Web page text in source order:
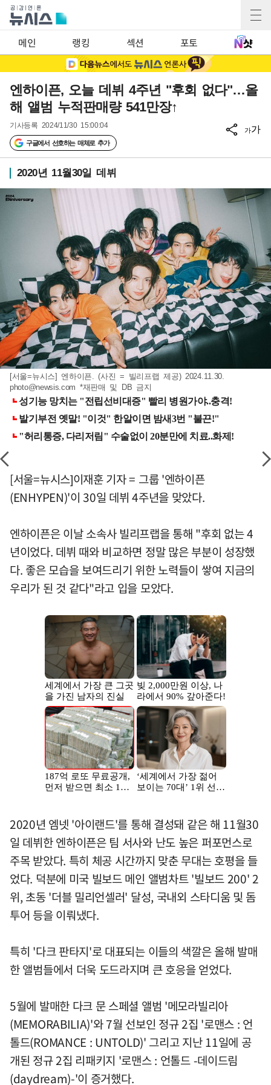
메인 랭킹 섹션 포토
엔하이픈, 오늘 데뷔 4주년 "후회 없다"…올
해 앨범 누적판매량 541만장↑
기사등록 2024/11/30 15:00:04
구글에서 선호하는 매체로 추가
가가
2020년 11월30일 데뷔
[서울=뉴시스] 엔하이픈. (사진 = 빌리프랩 제공) 2024.11.30.
photo@newsis.com *재판매 및 DB 금지
[서울=뉴시스]이재훈 기자 = 그룹 '엔하이픈
(ENHYPEN)'이 30일 데뷔 4주년을 맞았다.
엔하이픈은 이날 소속사 빌리프랩을 통해 "후회 없는 4
년이었다. 데뷔 때와 비교하면 정말 많은 부분이 성장했
다. 좋은 모습을 보여드리기 위한 노력들이 쌓여 지금의
우리가 된 것 같다"라고 입을 모았다.
2020년 엠넷 '아이랜드'를 통해 결성돼 같은 해 11월30
일 데뷔한 엔하이픈은 팀 서사와 난도 높은 퍼포먼스로
주목 받았다. 특히 체공 시간까지 맞춘 무대는 호평을 들
었다. 덕분에 미국 빌보드 메인 앨범차트 '빌보드 200' 2
위, 초동 '더블 밀리언셀러' 달성, 국내외 스타디움 및 돔
투어 등을 이뤄냈다.
특히 '다크 판타지'로 대표되는 이들의 색깔은 올해 발매
한 앨범들에서 더욱 도드라지며 큰 호응을 얻었다.
5월에 발매한 다크 문 스페셜 앨범 '메모라빌리아
(MEMORABILIA)'와 7월 선보인 정규 2집 '로맨스 : 언
톨드(ROMANCE : UNTOLD)' 그리고 지난 11일에 공
개된 정규 2집 리패키지 '로맨스 : 언톨드 -데이드림
(daydream)-'이 증거했다.